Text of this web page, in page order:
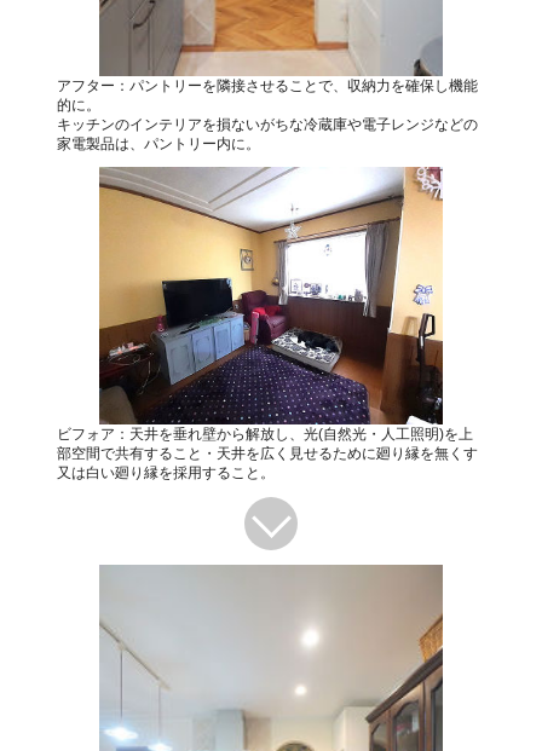
アフター：パントリーを隣接させることで、収納力を確保し機能
的に。
キッチンのインテリアを損ないがちな冷蔵庫や電子レンジなどの
家電製品は、パントリー内に。
ビフォア：天井を垂れ壁から解放し、光(自然光・人工照明)を上
部空間で共有すること・天井を広く見せるために廻り縁を無くす
又は白い廻り縁を採用すること。